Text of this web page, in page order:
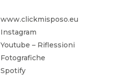
www.clickmisposo.eu
Instagram
Youtube – Riflessioni
Fotografiche
Spotify